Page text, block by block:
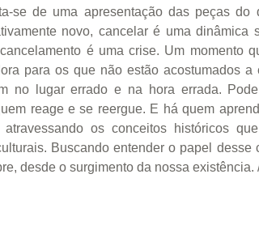
se de uma apresentação das peças do
novo, cancelar é uma dinâmica
é uma crise. Um momento
para os que não estão acostumados
no lugar errado e na hora errada.
reage e se reergue. E há quem
os conceitos históricos
Buscando entender o papel
desde o surgimento da nossa existência.